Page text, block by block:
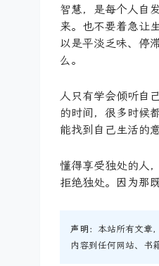
智慧，是每个人自
来。也不要着急让
以是平淡乏味、停
么。
人只有学会倾听自
的时间，很多时候
能找到自己生活的意
懂得享受独处的人
拒绝独处。因为那
声明： 本站所有文章
内容到任何网站、书